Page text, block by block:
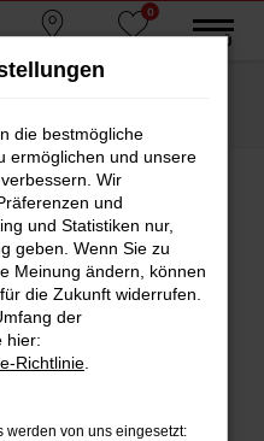
0
MENÜ
Dingolfing
|
die bestmögliche
ermöglichen und unsere
Wir
und
und Statistiken nur,
geben. Wenn Sie zu
Meinung ändern, können
die Zukunft widerrufen.
der
hier:
Richtlinie
werden von uns eingesetzt: